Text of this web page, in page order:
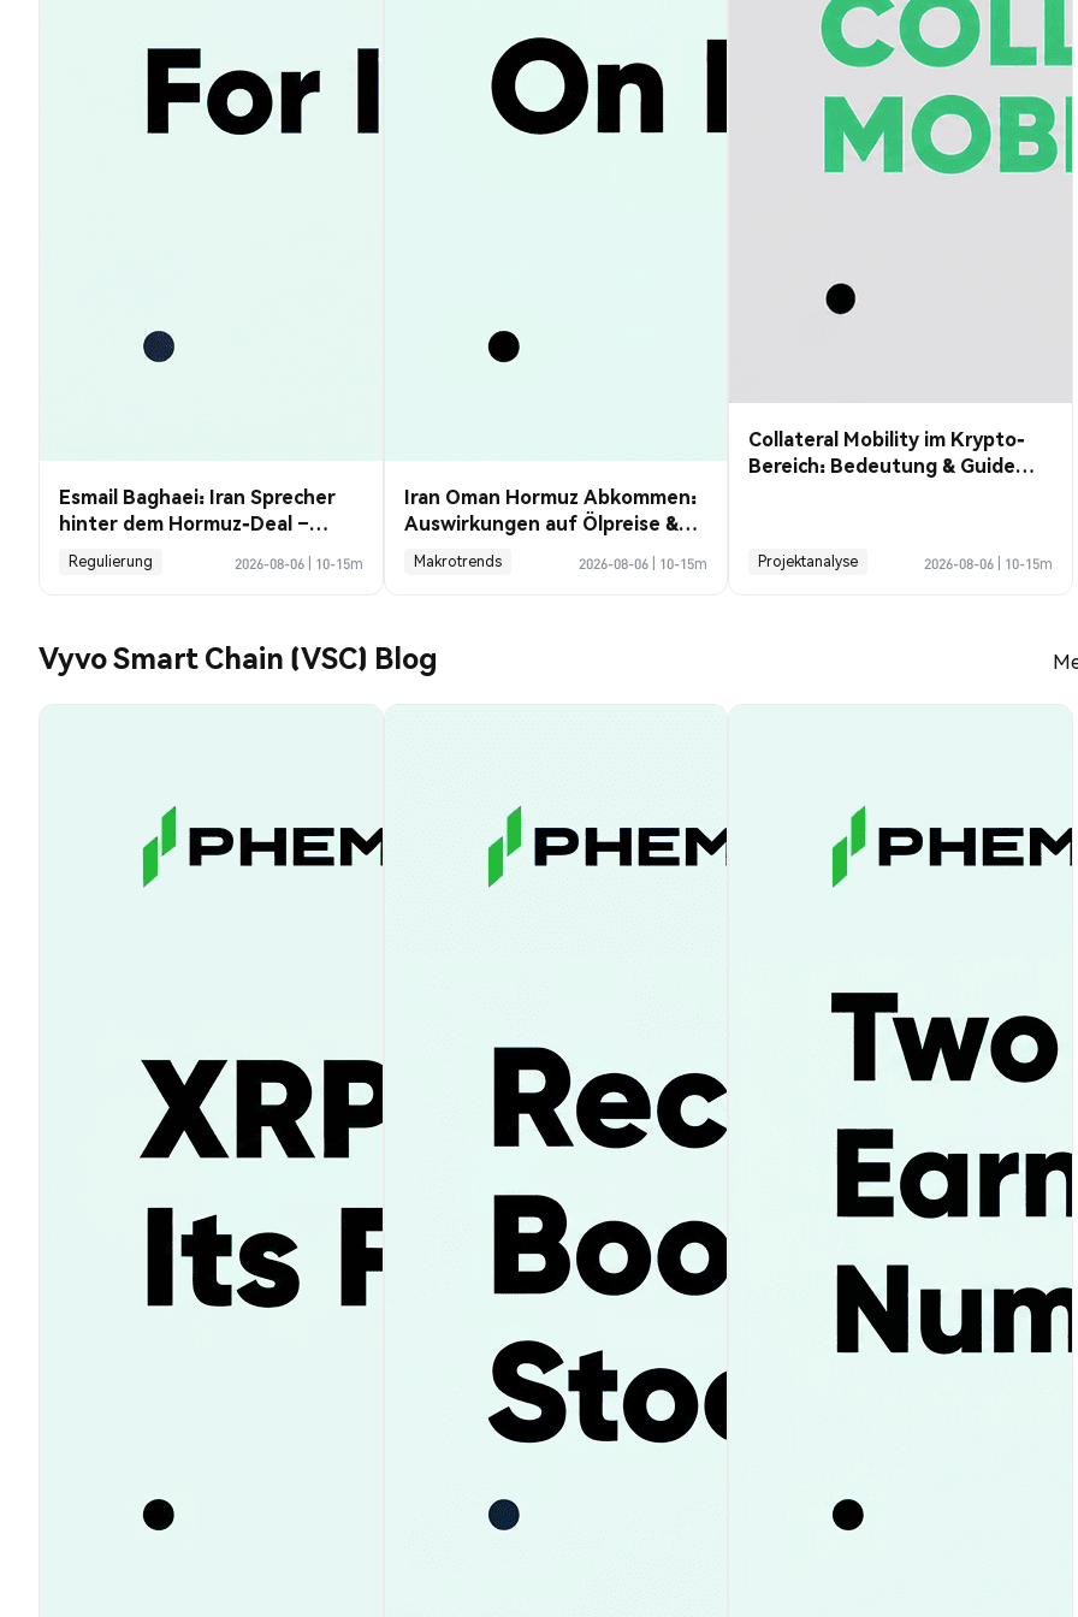
Esmail Baghaei: Iran Sprecher
hinter dem Hormuz-Deal –
Profile Guide
Regulierung 2026-08-06 10-15m
Iran Oman Hormuz Abkommen:
Auswirkungen auf Ölpreise &
Bitcoin Prognose
Makrotrends 2026-08-06 10-15m
Collateral Mobility im Krypto-
Bereich: Bedeutung & Guide
Projektanalyse 2026-08-06 10-15m
Vyvo Smart Chain (VSC) Blog